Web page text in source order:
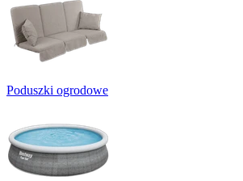
Poduszki ogrodowe